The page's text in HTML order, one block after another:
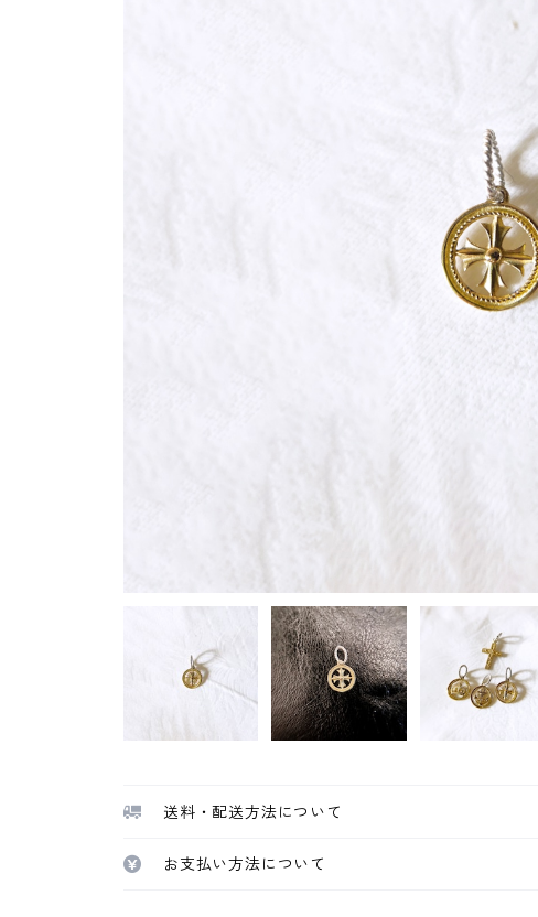
送料・配送方法について
お支払い方法について